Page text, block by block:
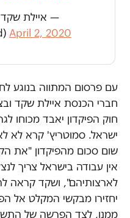
April 2, 2020
עם פרסום המתווה בנוגע
חברי הכנסת איילת שקד
חוק הפיקדון יאבד מכוחו
ישראל. סמוטריץ' קרא לא
שום סכום מהפיקדון "את
אין עבודה בישראל צריך
לארצותיהם", ושקד קראה
יחזירו מבקשי המקלט אל
ממנו, לצד הפרשה של